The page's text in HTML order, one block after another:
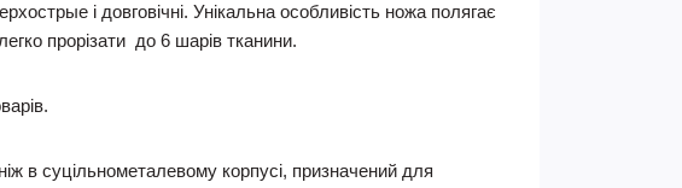
і довговічні. Унікальна особливість ножа полягає
прорізати до 6 шарів тканини.
в суцільнометалевому корпусі, призначений для